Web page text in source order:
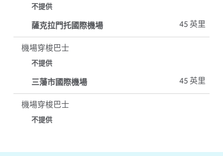
不提供
薩克拉門托國際機場 45 英里
機場穿梭巴士
不提供
三藩市國際機場 45 英里
機場穿梭巴士
不提供